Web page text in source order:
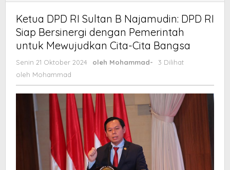
Ketua DPD RI Sultan B Najamudin: DPD RI
Siap Bersinergi dengan Pemerintah
untuk Mewujudkan Cita-Cita Bangsa
Senin 21 Oktober 2024 oleh Mohammad-
3 Dilihat
oleh Mohammad